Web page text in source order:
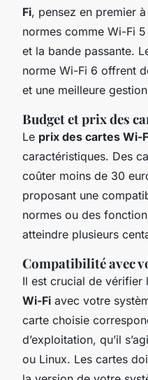
Fi, pensez en premier
normes comme Wi-Fi
et la bande passante.
norme Wi-Fi 6 offrent
et une meilleure
Budget et prix des
Le prix des cartes Wi-
caractéristiques. Des
coûter moins de 30
proposant une
normes ou des
atteindre plusieurs
Compatibilité avec
Il est crucial de vérifier
Wi-Fi avec votre
carte choisie
d’exploitation, qu’il
ou Linux. Les cartes